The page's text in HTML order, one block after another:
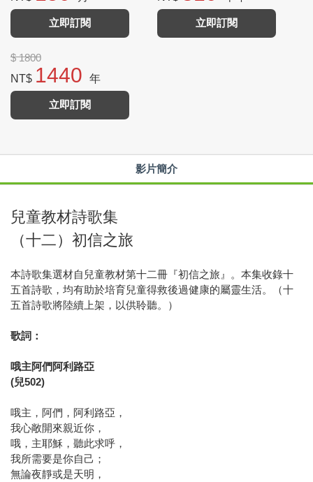
立即訂閱 立即訂閱
$ 1800
NT$ 1440 年
立即訂閱
影片簡介
兒童教材詩歌集
（十二）初信之旅
本詩歌集選材自兒童教材第十二冊『初信之旅』。本集收錄十
五首詩歌，均有助於培育兒童得救後過健康的屬靈生活。（十
五首詩歌將陸續上架，以供聆聽。）
歌詞：
哦主阿們阿利路亞
(兒502)
哦主，阿們，阿利路亞，
我心敞開來親近你，
哦，主耶穌，聽此求呼，
我所需要是你自己；
無論夜靜或是天明，